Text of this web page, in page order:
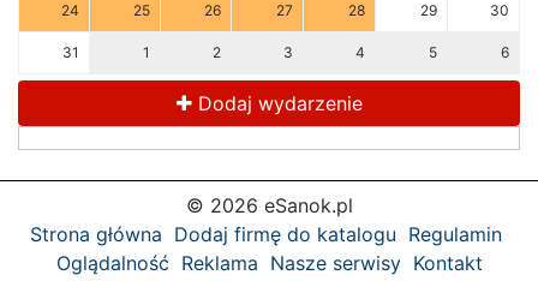
24 25 26 27 28 29 30
31 1 2 3 4 5 6
Dodaj wydarzenie
© 2026 eSanok.pl
Strona główna Dodaj firmę do katalogu Regulamin
Oglądalność Reklama Nasze serwisy Kontakt